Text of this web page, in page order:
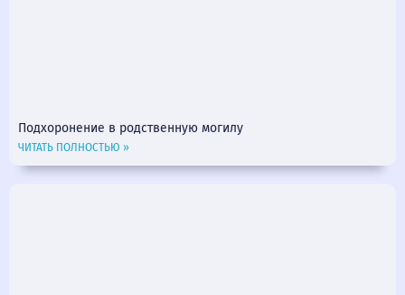
Подхоронение в родственную могилу
ЧИТАТЬ ПОЛНОСТЬЮ »